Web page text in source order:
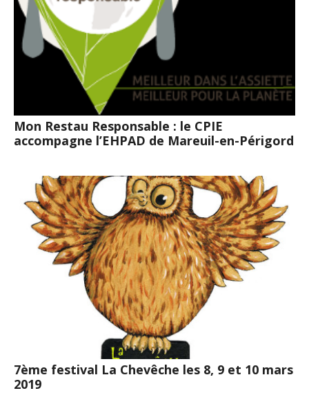
Mon Restau Responsable : le CPIE
accompagne l’EHPAD de Mareuil-en-Périgord
7ème festival La Chevêche les 8, 9 et 10 mars
2019